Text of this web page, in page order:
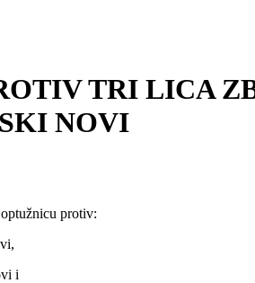
TRI LICA
NOVI
protiv:
i